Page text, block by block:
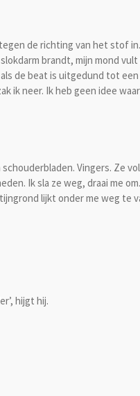
de richting van het stof
brandt, mijn mond
de beat is uitgedund tot
ik neer. Ik heb geen idee
Vingers. Ze
Ik sla ze weg, draai me
lijkt onder me weg te
hijgt hij.